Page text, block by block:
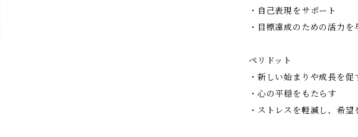
・自己表現をサポート
・目標達成のための活力を
ペリドット
・新しい始まりや成長を促
・心の平穏をもたらす
・ストレスを軽減し、希望